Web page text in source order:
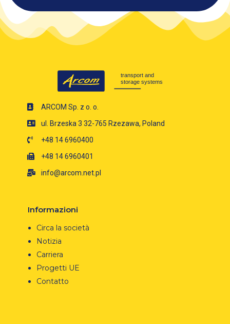
ARCOM Sp. z o. o.
ul. Brzeska 3 32-765 Rzezawa, Poland
+48 14 6960400
+48 14 6960401
info@arcom.net.pl
Informazioni
Circa la società
Notizia
Carriera
Progetti UE
Contatto